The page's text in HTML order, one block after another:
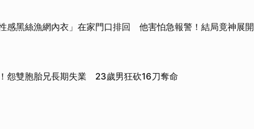
感黑絲漁網內衣」在家門口排回 他害怕急報警！結局竟神展開
怨雙胞胎兄長期失業 23歲男狂砍16刀奪命